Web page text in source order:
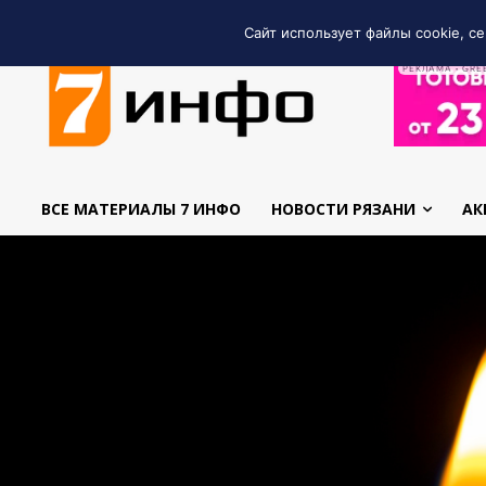
РЕКЛАМА •
ВСЕ МАТЕРИАЛЫ 7 ИНФО НОВОСТИ РЯЗАНИ
Сайт использует файлы cookie,